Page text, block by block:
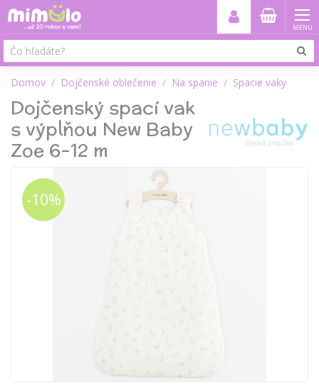
MENU
Domov Dojčenské oblečenie Na spanie Spacie vaky
Dojčenský spací vak
s výplňou New Baby
Zoe 6-12 m
-10%